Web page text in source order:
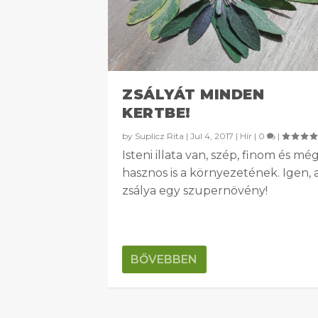
ZSÁLYÁT MINDEN
KERTBE!
by Suplicz Rita | Jul 4, 2017 | Hír | 0 |
Isteni illata van, szép, finom és
hasznos is a környezetének. Igen,
zsálya egy szupernövény!
BŐVEBBEN